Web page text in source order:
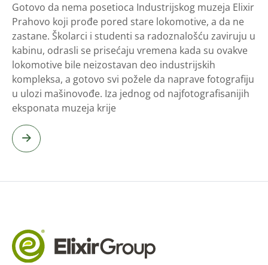
Gotovo da nema posetioca Industrijskog muzeja Elixir
Prahovo koji prođe pored stare lokomotive, a da ne
zastane. Školarci i studenti sa radoznalošću zaviruju u
kabinu, odrasli se prisećaju vremena kada su ovakve
lokomotive bile neizostavan deo industrijskih
kompleksa, a gotovo svi požele da naprave fotografiju
u ulozi mašinovođe. Iza jednog od najfotografisanijih
eksponata muzeja krije